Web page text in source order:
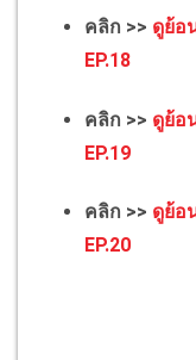
คลิก >> ดูย้อ
EP.18
คลิก >> ดูย้อ
EP.19
คลิก >> ดูย้อ
EP.20